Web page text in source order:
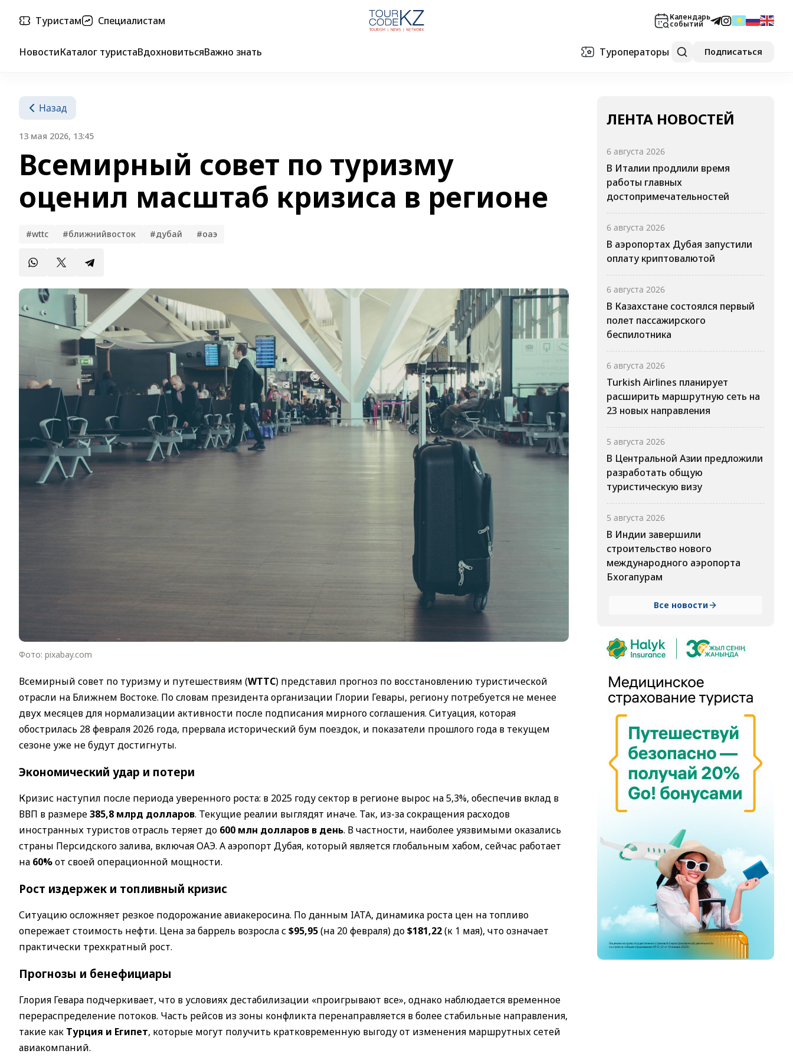
Туристам Специалистам Календарь
событий
НовостиКаталог туристаВдохновитьсяВажно знать Туроператоры Подписаться
Назад
13 мая 2026, 13:45
Всемирный совет по туризму
оценил масштаб кризиса в регионе
#wttc #ближнийвосток #дубай #оаэ
Фото: pixabay.com
Всемирный совет по туризму и путешествиям (WTTC) представил прогноз по восстановлению туристической
отрасли на Ближнем Востоке. По словам президента организации Глории Гевары, региону потребуется не менее
двух месяцев для нормализации активности после подписания мирного соглашения. Ситуация, которая
обострилась 28 февраля 2026 года, прервала исторический бум поездок, и показатели прошлого года в текущем
сезоне уже не будут достигнуты.
Экономический удар и потери
Кризис наступил после периода уверенного роста: в 2025 году сектор в регионе вырос на 5,3%, обеспечив вклад в
ВВП в размере385,8 млрд долларов. Текущие реалии выглядят иначе. Так, из-за сокращения расходов
иностранных туристов отрасль теряет до 600 млн долларов в день. В частности, наиболее уязвимыми оказались
страны Персидского залива, включая ОАЭ. А аэропорт Дубая, который является глобальным хабом, сейчас работает
на 60%от своей операционной мощности.
Рост издержек и топливный кризис
Ситуацию осложняет резкое подорожание авиакеросина. По данным IATA, динамика роста цен на топливо
опережает стоимость нефти. Цена за баррель возросла с$95,95(на 20 февраля) до$181,22(к 1 мая), что означает
практически трехкратный рост.
Прогнозы и бенефициары
Глория Гевара подчеркивает, что в условиях дестабилизации «проигрывают все», однако наблюдается временное
перераспределение потоков. Часть рейсов из зоны конфликта перенаправляется в более стабильные направления,
такие как Турция и Египет, которые могут получить кратковременную выгоду от изменения маршрутных сетей
авиакомпаний.
ЛЕНТА НОВОСТЕЙ
6 августа 2026
В Италии продлили время
работы главных
достопримечательностей
6 августа 2026
В аэропортах Дубая запустили
оплату криптовалютой
6 августа 2026
В Казахстане состоялся первый
полет пассажирского
беспилотника
6 августа 2026
Turkish Airlines планирует
расширить маршрутную сеть на
23 новых направления
5 августа 2026
В Центральной Азии предложили
разработать общую
туристическую визу
5 августа 2026
В Индии завершили
строительство нового
международного аэропорта
Бхогапурам
Все новости